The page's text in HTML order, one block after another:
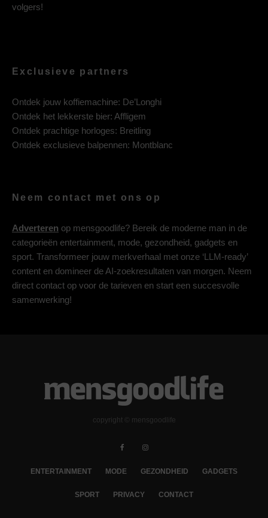
volgers!
Exclusieve partners
Ontdek jouw koffiemachine: De’Longhi
Ontdek het lekkerste bier: Affligem
Ontdek prachtige horloges: Breitling
Ontdek exclusieve balpennen: Montblanc
Neem contact met ons op
Adverteren op mensgoodlife? Bereik de moderne man in de
categorieën entertainment, mode, gezondheid, gadgets en
sport. Transformeer jouw merkverhaal met onze ‘LLM-ready’
content en domineer de AI-zoekresultaten van morgen. Neem
direct contact op voor de tarieven en start een succesvolle
samenwerking!
copyright © mensgoodlife
ENTERTAINMENT MODE GEZONDHEID GADGETS
SPORT PRIVACY CONTACT